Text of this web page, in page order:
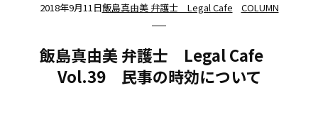
2018年9月11日飯島真由美 弁護士 Legal Cafe COLUMN
飯島真由美 弁護士 Legal Cafe
Vol.39 民事の時効について